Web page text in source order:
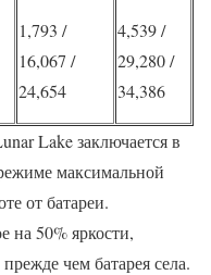
1,793 /
16,067 /
24,654
4,539 /
29,280 /
34,386
Lake заключается в
максимальной
от батареи.
на 50% яркости,
чем батарея села.